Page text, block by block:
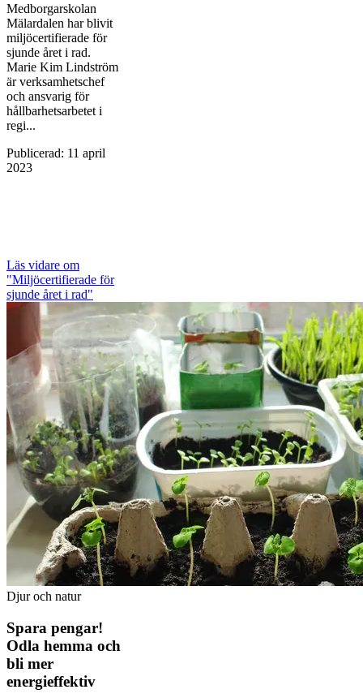
Medborgarskolan
Mälardalen har blivit
miljöcertifierade för
sjunde året i rad.
Marie Kim Lindström
är verksamhetschef
och ansvarig för
hållbarhetsarbetet i
regi...
Publicerad: 11 april
2023
Läs vidare om
"Miljöcertifierade för
sjunde året i rad"
Djur och natur
Spara pengar!
Odla hemma och
bli mer
energieffektiv